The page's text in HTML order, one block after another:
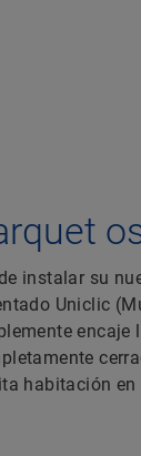
instalar su
Uniclic
encaje
habitación en